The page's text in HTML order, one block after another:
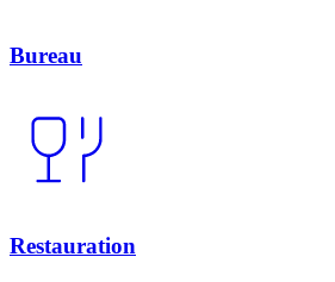
Bureau
Restauration